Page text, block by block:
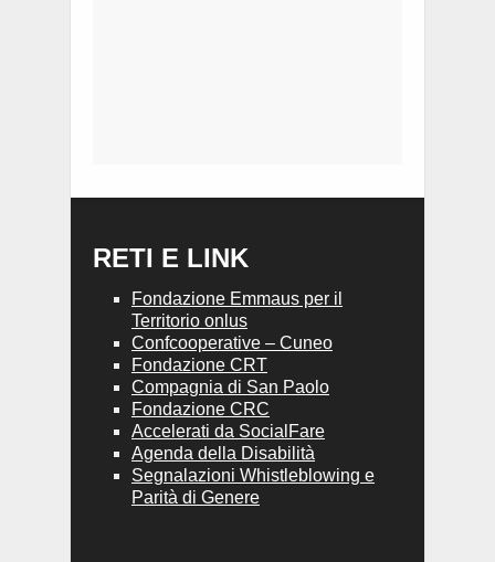
RETI E LINK
Fondazione Emmaus per il
Territorio onlus
Confcooperative – Cuneo
Fondazione CRT
Compagnia di San Paolo
Fondazione CRC
Accelerati da SocialFare
Agenda della Disabilità
Segnalazioni Whistleblowing e
Parità di Genere